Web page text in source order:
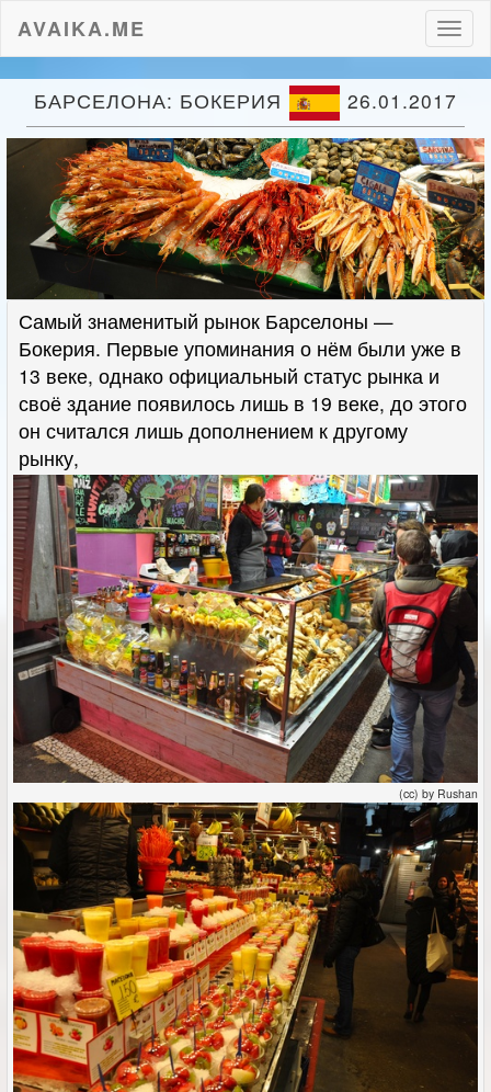
AVAIKA.ME
БАРСЕЛОНА: БОКЕРИЯ 26.01.2017
Самый знаменитый рынок Барселоны —
Бокерия. Первые упоминания о нём были уже в
13 веке, однако официальный статус рынка и
своё здание появилось лишь в 19 веке, до этого
он считался лишь дополнением к другому
рынку,
(cc) by Rushan